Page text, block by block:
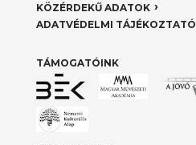
KÖZÉRDEKŰ ADATOK
ADATVÉDELMI TÁJÉKOZTATÓ
TÁMOGATÓINK